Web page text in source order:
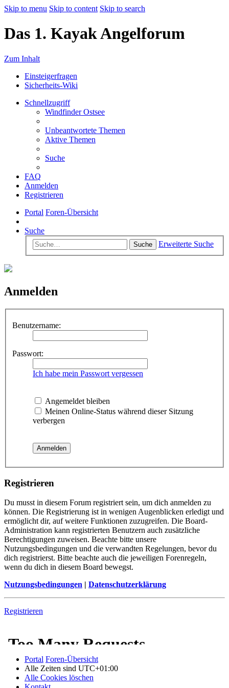
Skip to menu Skip to content Skip to search
Das 1. Kayak Angelforum
Zum Inhalt
Einsteigerfragen
Sicherheits-Wiki
Schnellzugriff
Windfinder Ostsee
Unbeantwortete Themen
Aktive Themen
Suche
FAQ
Anmelden
Registrieren
Portal Foren-Übersicht
Suche
Suche Erweiterte Suche
Anmelden
Benutzername:
Passwort:
Ich habe mein Passwort vergessen
Angemeldet bleiben
Meinen Online-Status während dieser Sitzung
verbergen
Registrieren
Du musst in diesem Forum registriert sein, um dich anmelden zu
können. Die Registrierung ist in wenigen Augenblicken erledigt und
ermöglicht dir, auf weitere Funktionen zuzugreifen. Die Board-
Administration kann registrierten Benutzern auch zusätzliche
Berechtigungen zuweisen. Beachte bitte unsere
Nutzungsbedingungen und die verwandten Regelungen, bevor du
dich registrierst. Bitte beachte auch die jeweiligen Forenregeln,
wenn du dich in diesem Board bewegst.
Nutzungsbedingungen | Datenschutzerklärung
Registrieren
Portal Foren-Übersicht
Alle Zeiten sind UTC+01:00
Alle Cookies löschen